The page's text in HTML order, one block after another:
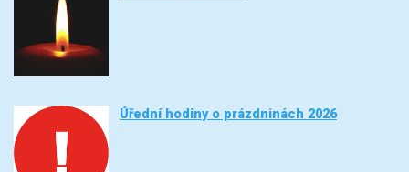
Úřední hodiny o prázdninách 2026